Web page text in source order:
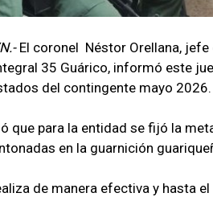
El coronel Néstor Orellana,
35 Guárico, informó este
del contingente mayo 2026.
que para la entidad se fijó la
en la guarnición
de manera efectiva y hasta